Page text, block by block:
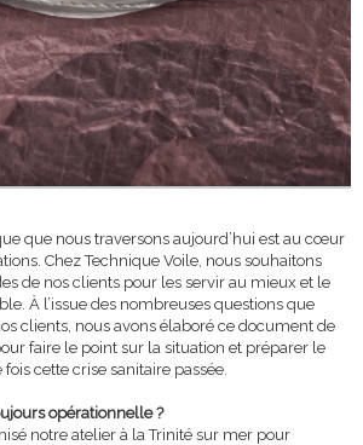
que nous traversons aujourd’hui est au cœur
Chez Technique Voile, nous souhaitons
de nos clients pour les servir au mieux et le
À l’issue des nombreuses questions que
clients, nous avons élaboré ce document de
faire le point sur la situation et préparer le
cette crise sanitaire passée.
opérationnelle ?
notre atelier à la Trinité sur mer pour